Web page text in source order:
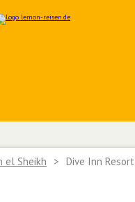
el Sheikh > Dive Inn Resort